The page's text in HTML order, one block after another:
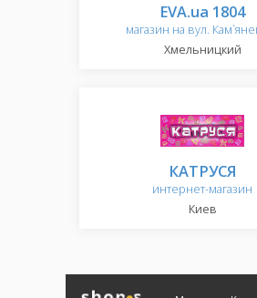
EVA.ua 1804
магазин на вул.
Хмельницкий
КАТРУСЯ
интернет-магазин
Киев